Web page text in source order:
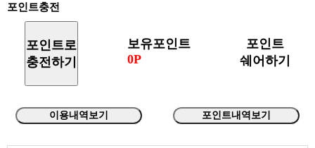
포인트충전
포인트로
충전하기
보유포인트
0P
포인트
쉐어하기
이용내역보기 포인트내역보기